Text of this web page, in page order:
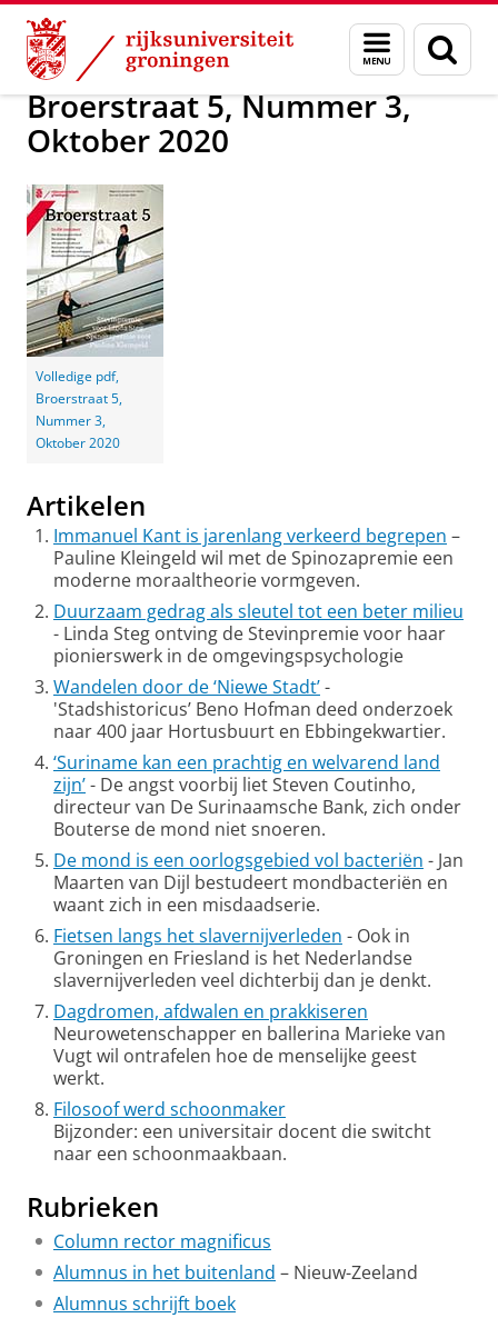
Skip
Content
Skip
Navigation
Menu
en
zoeken
Alumni Magazine Broerstraat 5 Broerstraat 5
Broerstraat 5, Nummer 3,
Oktober 2020
Volledige pdf,
Broerstraat 5,
Nummer 3,
Oktober 2020
Artikelen
Immanuel Kant is jarenlang verkeerd begrepen –
Pauline Kleingeld wil met de Spinozapremie een
moderne moraaltheorie vormgeven.
Duurzaam gedrag als sleutel tot een beter milieu
- Linda Steg ontving de Stevinpremie voor haar
pionierswerk in de omgevingspsychologie
Wandelen door de ‘Niewe Stadt’-
'Stadshistoricus’ Beno Hofman deed onderzoek
naar 400 jaar Hortusbuurt en Ebbingekwartier.
‘Suriname kan een prachtig en welvarend land
zijn’- De angst voorbij liet Steven Coutinho,
directeur van De Surinaamsche Bank, zich onder
Bouterse de mond niet snoeren.
De mond is een oorlogsgebied vol bacteriën - Jan
Maarten van Dijl bestudeert mondbacteriën en
waant zich in een misdaadserie.
Fietsen langs het slavernijverleden - Ook in
Groningen en Friesland is het Nederlandse
slavernijverleden veel dichterbij dan je denkt.
Dagdromen, afdwalen en prakkiseren
Neurowetenschapper en ballerina Marieke van
Vugt wil ontrafelen hoe de menselijke geest
werkt.
Filosoof werd schoonmaker
Bijzonder: een universitair docent die switcht
naar een schoonmaakbaan.
Rubrieken
Column rector magnificus
Alumnus in het buitenland – Nieuw-Zeeland
Alumnus schrijft boek